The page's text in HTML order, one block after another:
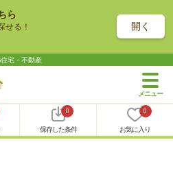
ら
せる！ 開く
宅・不動産
0
保存した条件
0
お気に入り